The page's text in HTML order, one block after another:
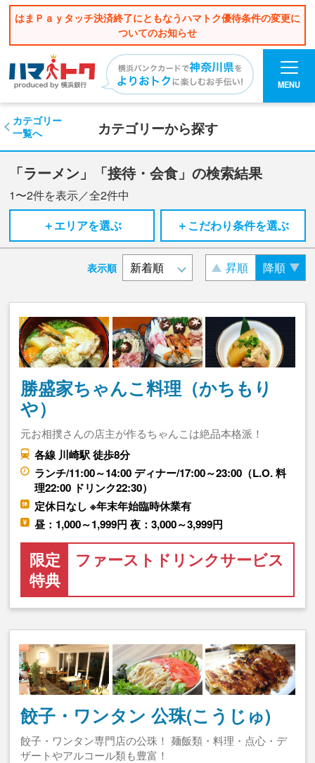
はまＰａｙタッチ決済終了にともなうハマトク優待条件の変更に
ついてのお知らせ
MENU
カテゴリーから探す
カテゴリー
一覧へ
「ラーメン」「接待・会食」の検索結果
1〜2件を表示／全2件中
＋エリアを選ぶ
＋こだわり条件を選ぶ
表示順 昇順 降順
勝盛家ちゃんこ料理（かちもり
や）
元お相撲さんの店主が作るちゃんこは絶品本格派！
各線 川崎駅 徒歩8分
ランチ/11:00～14:00 ディナー/17:00～23:00（L.O. 料
理22:00 ドリンク22:30）
定休日なし ※年末年始臨時休業有
昼：1,000～1,999円 夜：3,000～3,999円
限定
特典
ファーストドリンクサービス
餃子・ワンタン 公珠(こうじゅ)
餃子・ワンタン専門店の公珠！ 麺飯類・料理・点心・デ
ザートやアルコール類も豊富！